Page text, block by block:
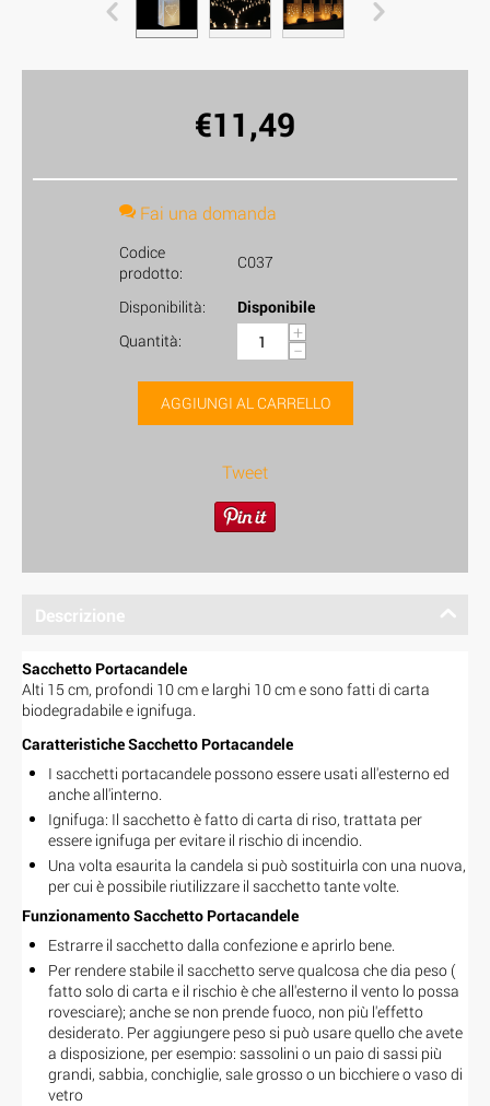
€11,49
Fai una domanda
Codice
prodotto:
C037
Disponibilità:
Disponibile
Quantità:
+
−
AGGIUNGI AL CARRELLO
Tweet
Descrizione
Sacchetto Portacandele
Alti 15 cm, profondi 10 cm e larghi 10 cm e sono fatti di carta
biodegradabile e ignifuga.
Caratteristiche Sacchetto Portacandele
I sacchetti portacandele possono essere usati all'esterno ed
anche all'interno.
Ignifuga: Il sacchetto è fatto di carta di riso, trattata per
essere ignifuga per evitare il rischio di incendio.
Una volta esaurita la candela si può sostituirla con una nuova,
per cui è possibile riutilizzare il sacchetto tante volte.
Funzionamento Sacchetto Portacandele
Estrarre il sacchetto dalla confezione e aprirlo bene.
Per rendere stabile il sacchetto serve qualcosa che dia peso (
fatto solo di carta e il rischio è che all'esterno il vento lo possa
rovesciare); anche se non prende fuoco, non più l'effetto
desiderato. Per aggiungere peso si può usare quello che avete
a disposizione, per esempio: sassolini o un paio di sassi più
grandi, sabbia, conchiglie, sale grosso o un bicchiere o vaso di
vetro